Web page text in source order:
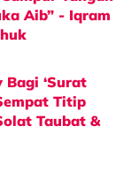
Aib” - Iqram
‘Surat
Titip
Taubat &